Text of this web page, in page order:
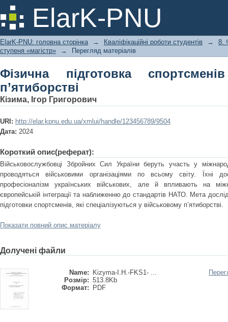
ElarK-PNU
Фізична підготовка спортсменів у
ElarK-PNU: головна сторінка → Кваліфікаційні роботи студентів →
8.
ступеня «магістр»
→ Перегляд матеріалів
Фізична підготовка
п’ятиборстві
Кізима, Ігор Григорович
URI: http://elar.kpnu.edu.ua/xmlui/handle/123456789/9504
Дата: 2024
Короткий опис(реферат):
Військовослужбовці Збройних Сил України беруть участь у
проводяться військовими організаціями по всьому світу. Їхні
професіоналізм українських військових, але й впливають на
європейській інтеграції та наближенню до стандартів НАТО. Мета
підготовки спортсменів, які спеціалізуються у військовому п’ятиборстві.
Показати повний опис матеріалу
Долучені файли
Name:
Kizyma-I.H.-FKS1- ...
Розмір: 513.8Kb
Формат:
PDF